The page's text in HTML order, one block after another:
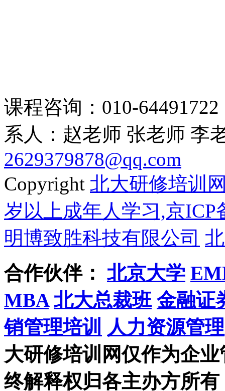
课程咨询：010-64491722
系人：赵老师 张老师 李
2629379878@qq.com
Copyright 北大研修培训
岁以上成年人学习,京ICP
明博致胜科技有限公司
合作伙伴： 北京大学
MBA 北大总裁班 金融证
销管理培训
人力资源管理
大研修培训网仅作为企
终解释权归各主办方所